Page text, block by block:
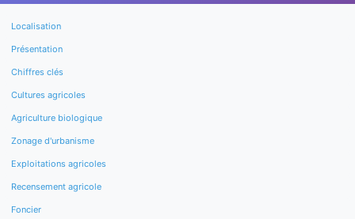
Localisation
Présentation
Chiffres clés
Cultures agricoles
Agriculture biologique
Zonage d'urbanisme
Exploitations agricoles
Recensement agricole
Foncier